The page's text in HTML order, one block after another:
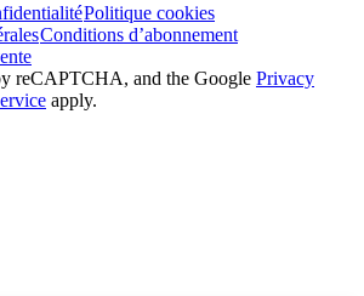
Politique cookies
Conditions d’abonnement
reCAPTCHA, and the Google Privacy
apply.